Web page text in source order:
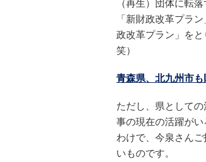
（再生）団体に転
「新財政改革プラ
政改革プラン」を
笑）
青森県、北九州市
ただし、県として
事の現在の活躍が
わけで、今泉さん
いものです。